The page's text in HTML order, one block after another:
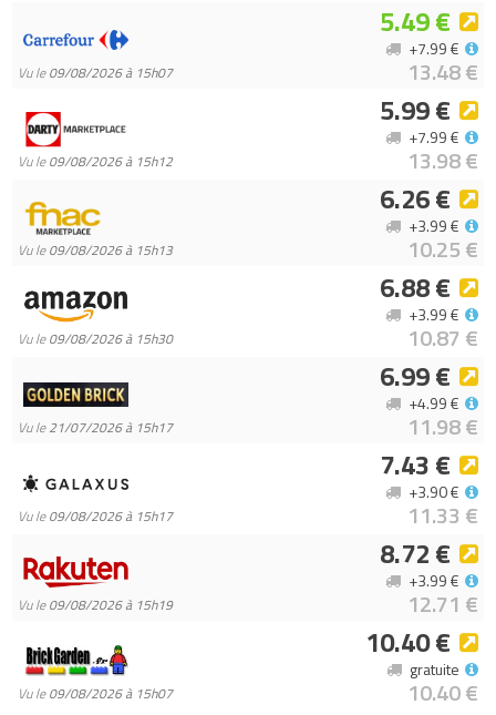
Vu le09/08/2026 à 15h07
5.49 €
13.48 €
+7.99 €
Vu le09/08/2026 à 15h12
5.99 €
13.98 €
+7.99 €
Vu le09/08/2026 à 15h13
6.26 €
10.25 €
+3.99 €
Vu le09/08/2026 à 15h30
6.88 €
10.87 €
+3.99 €
Vu le21/07/2026 à 15h17
6.99 €
11.98 €
+4.99 €
Vu le09/08/2026 à 15h17
7.43 €
11.33 €
+3.90 €
Vu le09/08/2026 à 15h19
8.72 €
12.71 €
+3.99 €
Vu le09/08/2026 à 15h07
10.40 €
10.40 €
gratuite